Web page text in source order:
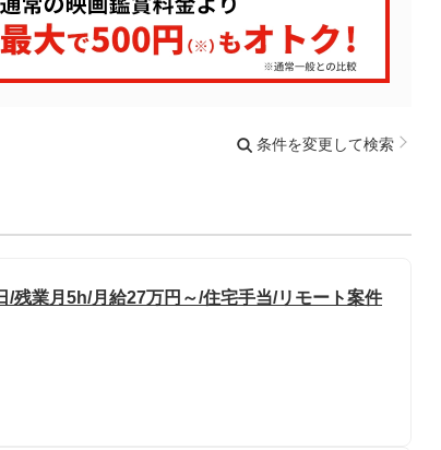
条件を変更して検索
残業月5h/月給27万円～/住宅手当/リモート案件